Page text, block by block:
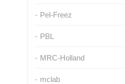
Pel-Freez
PBL
MRC-Holland
mclab